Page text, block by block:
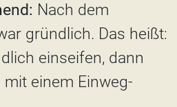
Nach dem
gründlich. Das heißt:
einseifen, dann
einem Einweg-